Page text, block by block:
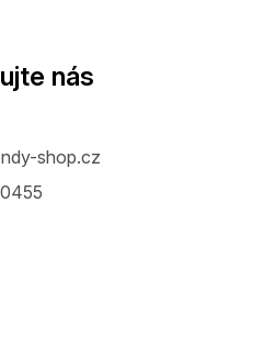
nás
shop.cz